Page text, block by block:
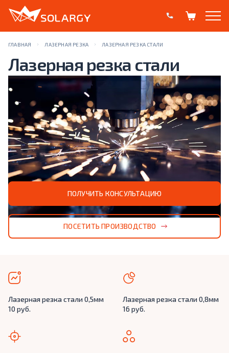
ГЛАВНАЯ ЛАЗЕРНАЯ РЕЗКА ЛАЗЕРНАЯ РЕЗКА СТАЛИ
Лазерная резка стали
Компания Solargy Pro специализируется на лазерной резке
стали. Мы предлагаем своим клиентам высокоточную
обработку металла с использованием новейших технологий
и гарантируем точность и чистоту реза, что позволяет
создавать детали с минимальными допусками и без
термической деформации.
ПОЛУЧИТЬ КОНСУЛЬТАЦИЮ
ПОСЕТИТЬ ПРОИЗВОДСТВО
Лазерная резка стали 0,5мм
10 руб.
Лазерная резка стали 0,8мм
16 руб.